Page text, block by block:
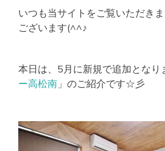
いつも当サイトをご覧いただき
ございます(^^♪
本日は、5月に新規で追加となり
ー高松南 」のご紹介です☆彡